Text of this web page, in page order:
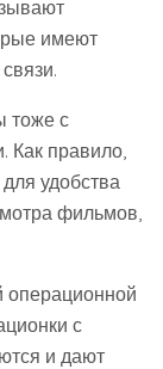
имеют
тоже с
Как правило,
удобства
фильмов,
с
и дают